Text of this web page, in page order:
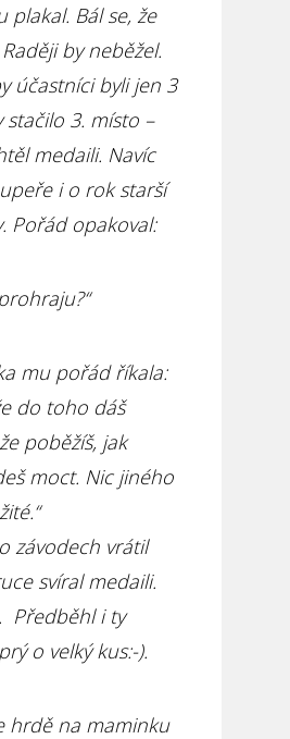
plakal. Bál se, že
by neběžel.
účastníci byli jen 3
stačilo 3. místo –
medaili. Navíc
i o rok starší
Pořád opakoval:
mu pořád říkala:
do toho dáš
poběžíš, jak
moct. Nic jiného
závodech vrátil
svíral medaili.
Předběhl i ty
o velký kus:-).
hrdě na maminku